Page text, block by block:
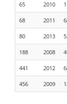
65 2010
68 2011
80 2013
188 2008
441 2012
456 2009